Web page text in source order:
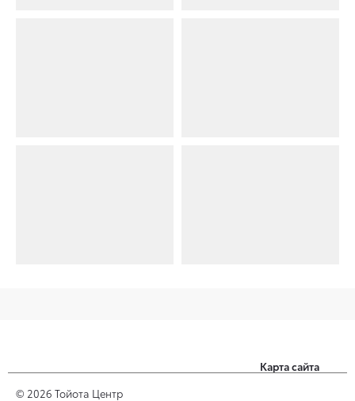
Карта сайта
Заголовок 1
© 2026 Тойота Центр